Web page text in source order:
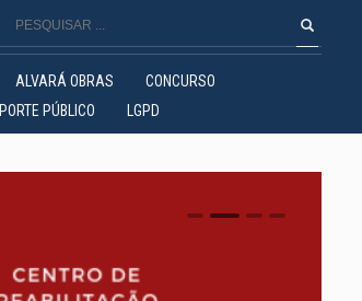
ALVARÁ OBRAS
CONCURSO
PÚBLICO LGPD
0 1 2